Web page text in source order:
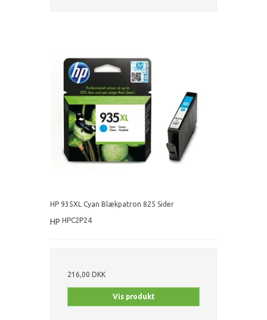
HP 935XL Cyan Blækpatron 825 Sider
HP HPC2P24
216,00 DKK
Vis produkt